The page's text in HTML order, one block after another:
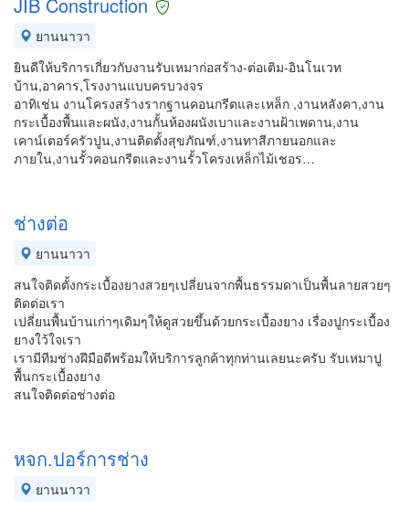
ยานนาวา
ยินดีให้บริการเกี่ยวกับงานรับเหมาก่อสร้าง-ต่อเติม-อินโนเวท
บ้าน,อาคาร,โรงงานแบบครบวงจร
อาทิเช่น งานโครงสร้างรากฐานคอนกรีตและเหล็ก ,งานหลังคา,งาน
กระเบื้องพื้นและผนัง,งานกั้นห้องผนังเบาและงานฝ้าเพดาน,งาน
เคาน์เตอร์ครัวปูน,งานติดตั้งสุขภัณฑ์,งานทาสีภายนอกและ
ภายใน,งานรั้วคอนกรีตและงานรั้วโครงเหล็กไม้เชอร…
ช่างต่อ
ยานนาวา
สนใจติดตั้งกระเบื้องยางสวยๆเปลี่ยนจากพื้นธรรมดาเป็นพื้นลายสวยๆ
ติดต่อเรา
เปลี่ยนพื้นบ้านเก่าๆเดิมๆให้ดูสวยขึ้นด้วยกระเบื้องยาง เรื่องปูกระเบื้อง
ยางใว้ใจเรา
เรามีทีมช่างฝีมือดีพร้อมให้บริการลูกค้าทุกท่านเลยนะครับ รับเหมาปู
พื้นกระเบื้องยาง
สนใจติดต่อช่างต่อ
หจก.ปอร์การช่าง
ยานนาวา